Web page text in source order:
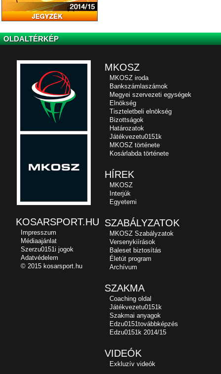
OLDALTÉRKÉP
MKOSZ
MKOSZ iroda
Bankszámlaszámok
Megyei szervezeti egységek
Elnökség
Tiszteletbeli elnökség
Bizottságok
Határozatok
Játékvezetu0151k
MKOSZ története
Kosárlabda története
HÍREK
MKOSZ
Interjúk
Egyetemi
SZABÁLYZATOK
MKOSZ Szabályzatok
Versenykiírások
Baleset biztosítás
Életút program
Archívum
SZAKMA
Coaching oldal
Játékvezetu0151k
Szakmai anyagok
Edzu0151továbbképzés
Edzu0151k 2014/15
VIDEÓK
Exkluzív videók
KOSARSPORT.HU
Impresszum
Médiaajánlat
Szerzu0151i jogok
Adatvédelem
© 2015 kosarsport.hu